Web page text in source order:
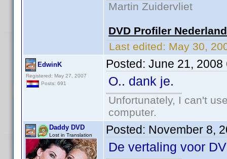
Martin Zuidervliet
DVD Profiler
Last edited: May 30,
EdwinK
Registered: May 27, 2007
Posts: 691
Posted: June 21, 2008
O.. dank je.
Unfortunately, I can't
computer.
Daddy DVD
Lost in Translation Posted: November 8,
De vertaling voor